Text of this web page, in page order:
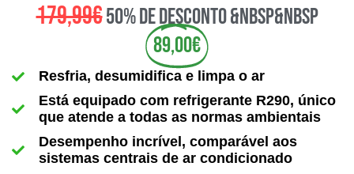
179,99€50% de desconto &nbsp&nbsp
89,00€
Resfria, desumidifica e limpa o ar
Está equipado com refrigerante R290, único
que atende a todas as normas ambientais
Desempenho incrível, comparável aos
sistemas centrais de ar condicionado